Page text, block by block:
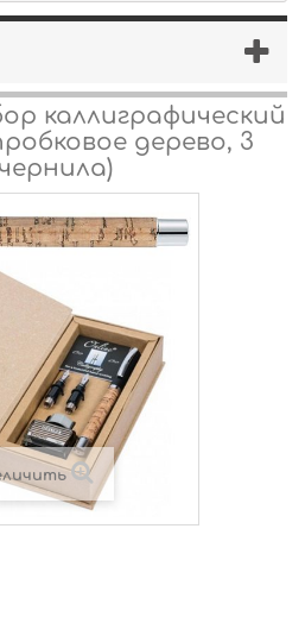
каллиграфический
дерево, 3